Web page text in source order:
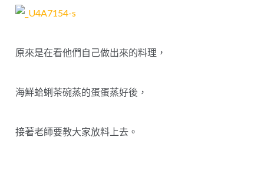
原來是在看他們自己做出來的料理，
海鮮蛤蜊茶碗蒸的蛋蛋蒸好後，
接著老師要教大家放料上去。